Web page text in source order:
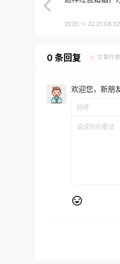
2020-1-22 21:08:32
0 条回复 A 文章作者
欢迎您，新朋